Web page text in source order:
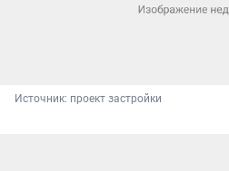
Источник: проект застройки